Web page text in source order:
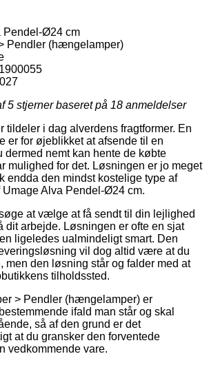
Pendel-Ø24 cm
Pendler (hængelamper)
5 stjerner baseret på 18 anmeldelser
tildeler i dag alverdens fragtformer. En
er for øjeblikket at afsende til en
dermed nemt kan hente de købte
mulighed for det. Løsningen er jo meget
endda den mindst kostelige type af
Umage Alva Pendel-Ø24 cm.
at vælge at få sendt til din lejlighed
dit arbejde. Løsningen er ofte en sjat
ligeledes ualmindeligt smart. Den
vil dog altid være at du
men den løsning står og falder med at
tilholdssted.
> Pendler (hængelamper) er
ifald man står og skal
så af den grund er det
at du gransker den forventede
vedkommende vare.